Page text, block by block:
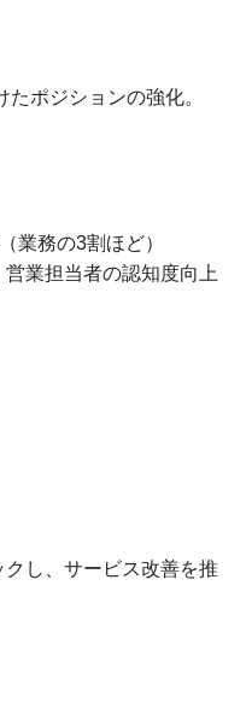
ポジションの強化。
業務の3割ほど）
業担当者の認知度向上
し、サービス改善を推